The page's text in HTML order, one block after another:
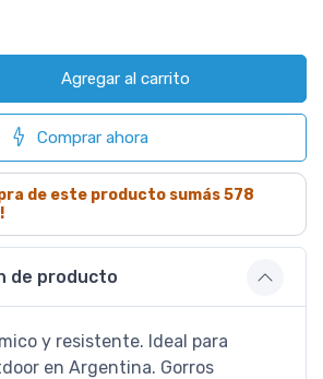
Agregar al carrito
Comprar ahora
de este producto sumás578
de producto
y resistente. Ideal para
en Argentina. Gorros